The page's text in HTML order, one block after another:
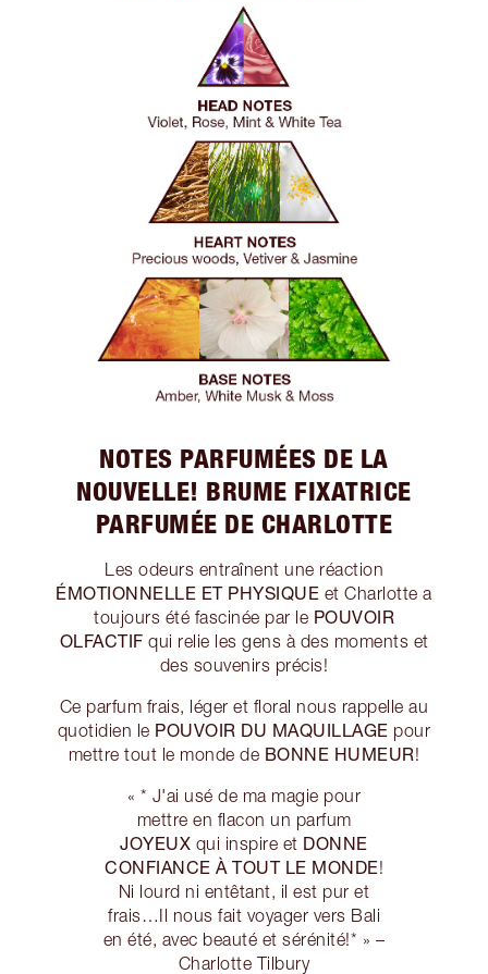
NOTES PARFUMÉES DE LA
NOUVELLE! BRUME FIXATRICE
PARFUMÉE DE CHARLOTTE
Les odeurs entraînent une réaction
ÉMOTIONNELLE ET PHYSIQUE et Charlotte a
toujours été fascinée par le POUVOIR
OLFACTIF qui relie les gens à des moments et
des souvenirs précis!
Ce parfum frais, léger et floral nous rappelle au
quotidien le POUVOIR DU MAQUILLAGE pour
mettre tout le monde de BONNE HUMEUR!
« * J'ai usé de ma magie pour
mettre en flacon un parfum
JOYEUX qui inspire et DONNE
CONFIANCE À TOUT LE MONDE!
Ni lourd ni entêtant, il est pur et
frais…Il nous fait voyager vers Bali
en été, avec beauté et sérénité!* » –
Charlotte Tilbury